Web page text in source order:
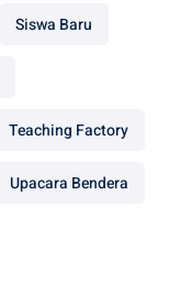
Siswa Baru
Teaching Factory
Upacara Bendera